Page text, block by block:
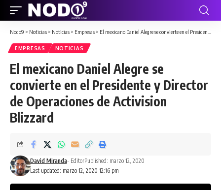
Nodo9 > Noticias > Noticias > Empresas > El mexicano Daniel Alegre se convierte en el Presidente y Director de Operaciones de Activision Blizzard
EMPRESAS NOTICIAS
El mexicano Daniel Alegre se
convierte en el Presidente y Director
de Operaciones de Activision
Blizzard
Last updated: marzo 12, 2020 12:16 pm
David Miranda- EditorPublished: marzo 12, 2020